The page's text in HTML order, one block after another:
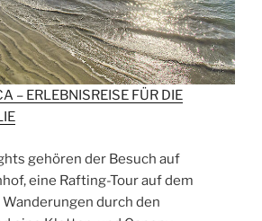
– ERLEBNISREISE FÜR DIE
gehören der Besuch auf
eine Rafting-Tour auf dem
Wanderungen durch den